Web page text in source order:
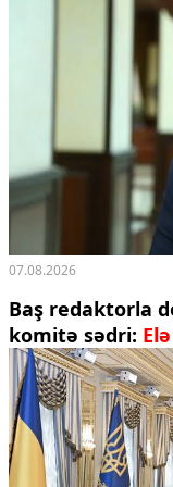
07.08.2026
Baş redaktorla
komitə sədri: